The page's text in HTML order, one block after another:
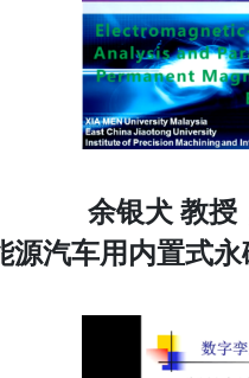
余银犬 教授
源汽车用内置式